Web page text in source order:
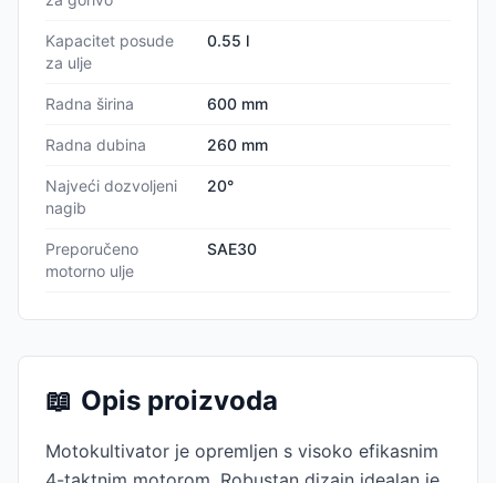
Kapacitet posude
za ulje
0.55 l
Radna širina 600 mm
Radna dubina 260 mm
Najveći dozvoljeni
nagib
20°
Preporučeno
motorno ulje
SAE30
📖 Opis proizvoda
Motokultivator je opremljen s visoko efikasnim